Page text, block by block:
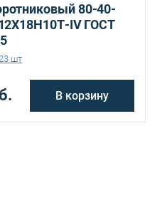
80-40-
IV ГОСТ
шт
В корзину